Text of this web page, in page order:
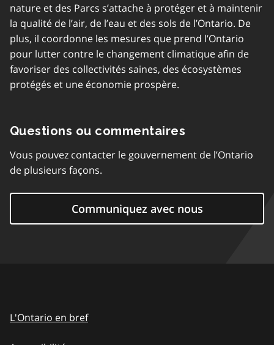
nature et des Parcs s’attache à protéger et à maintenir
la qualité de l’air, de l’eau et des sols de l’Ontario. De
plus, il coordonne les mesures que prend l’Ontario
pour lutter contre le changement climatique afin de
favoriser des collectivités saines, des écosystèmes
protégés et une économie prospère.
Questions ou commentaires
Vous pouvez contacter le gouvernement de l’Ontario
de plusieurs façons.
Communiquez avec nous
L'Ontario en bref